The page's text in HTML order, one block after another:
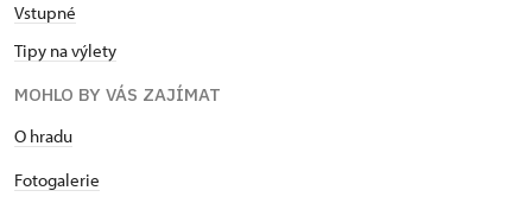
Vstupné
Tipy na výlety
MOHLO BY VÁS ZAJÍMAT
O hradu
Fotogalerie